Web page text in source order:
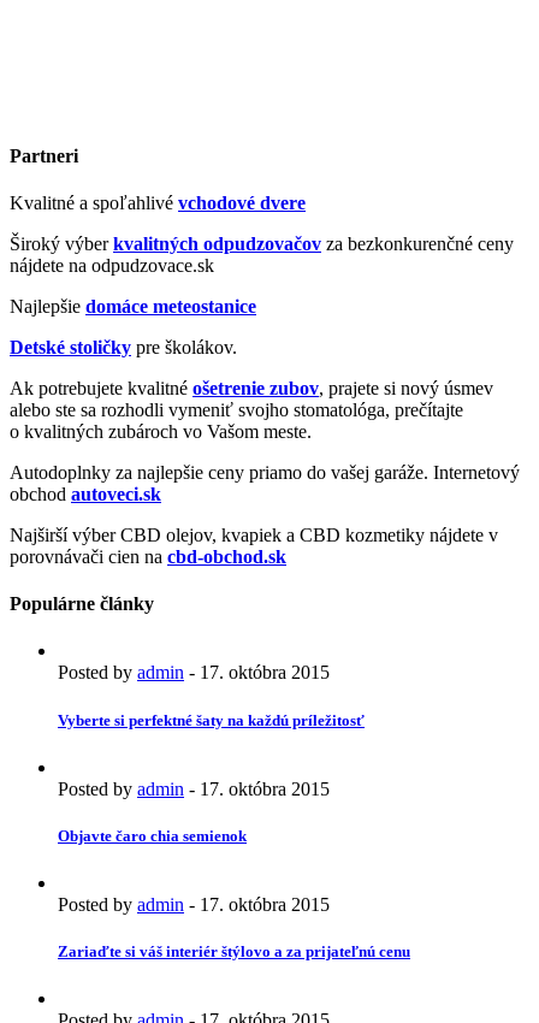
Partneri
Kvalitné a spoľahlivé vchodové dvere
Široký výberkvalitných odpudzovačov za bezkonkurenčné ceny
nájdete na odpudzovace.sk
Najlepšie domáce meteostanice
Detské stoličky pre školákov.
Ak potrebujete kvalitné ošetrenie zubov, prajete si nový úsmev
alebo ste sa rozhodli vymeniť svojho stomatológa, prečítajte
o kvalitných zubároch vo Vašom meste.
Autodoplnky za najlepšie ceny priamo do vašej garáže. Internetový
obchod autoveci.sk
Najširší výber CBD olejov, kvapiek a CBD kozmetiky nájdete v
porovnávači cien na cbd-obchod.sk
Populárne články
Posted by admin - 17. októbra 2015
Vyberte si perfektné šaty na každú príležitosť
Posted by admin - 17. októbra 2015
Objavte čaro chia semienok
Posted by admin - 17. októbra 2015
Zariaďte si váš interiér štýlovo a za prijateľnú cenu